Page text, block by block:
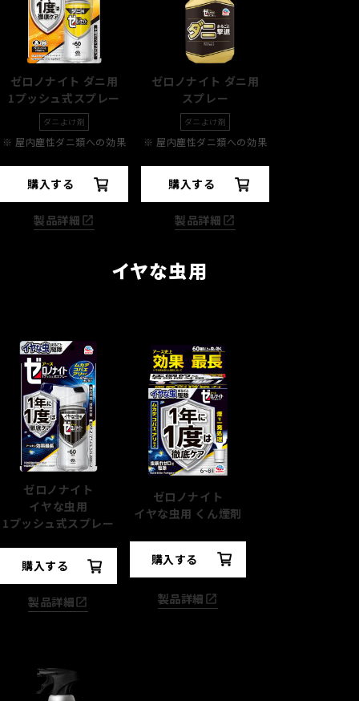
ゼロノナイト ダニ用
1プッシュ式スプレー
ダニよけ剤
※ 屋内塵性ダニ類への効果
購入する
製品詳細
ゼロノナイト ダニ用
スプレー
ダニよけ剤
※ 屋内塵性ダニ類への効果
購入する
製品詳細
イヤな虫用
ゼロノナイト
イヤな虫用
1プッシュ式スプレー
購入する
製品詳細
ゼロノナイト
イヤな虫用 くん煙剤
購入する
製品詳細